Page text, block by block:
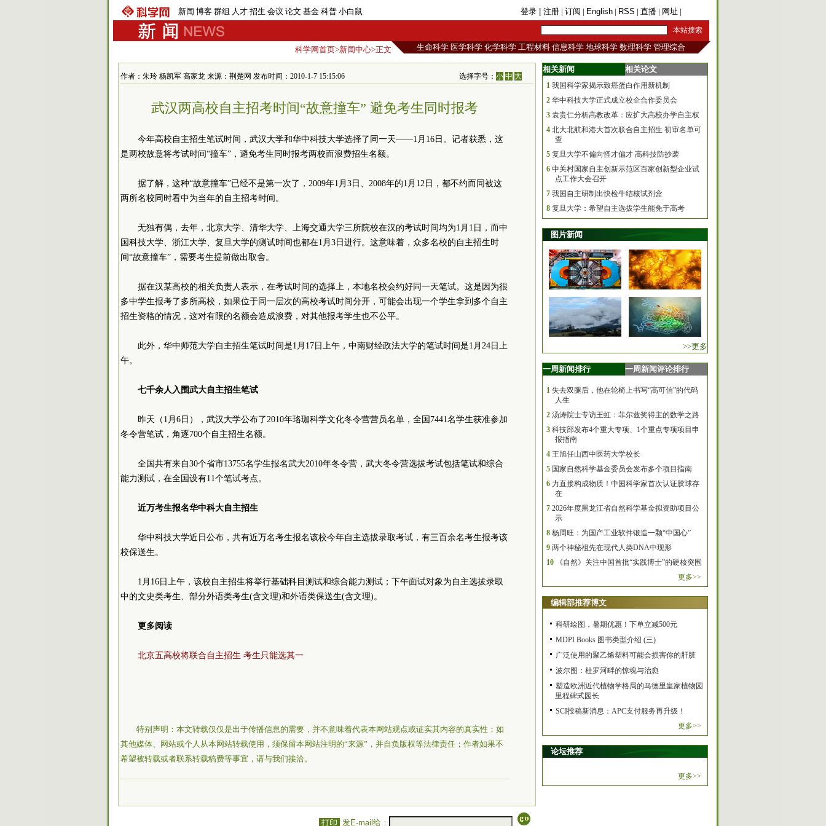
新闻 博客 群组 人才 招生 会议 论文 基金 科普 小白鼠 登录 | 注册 | 订阅 | English | RSS | 直播 | 网址 |
科学网首页>新闻中心>正文 生命科学 医学科学 化学科学 工程材料 信息科学 地球科学 数理科学 管理综合
作者：朱玲 杨凯军 高家龙 来源：荆楚网 发布时间：2010-1-7 15:15:06 选择字号：小 中 大
武汉两高校自主招考时间“故意撞车” 避免考生同时报考
今年高校自主招生笔试时间，武汉大学和华中科技大学选择了同一天——1月16日。记者获悉，这
是两校故意将考试时间“撞车”，避免考生同时报考两校而浪费招生名额。
据了解，这种“故意撞车”已经不是第一次了，2009年1月3日、2008年的1月12日，都不约而同被这
两所名校同时看中为当年的自主招考时间。
无独有偶，去年，北京大学、清华大学、上海交通大学三所院校在汉的考试时间均为1月1日，而中
国科技大学、浙江大学、复旦大学的测试时间也都在1月3日进行。这意味着，众多名校的自主招生时
间“故意撞车”，需要考生提前做出取舍。
据在汉某高校的相关负责人表示，在考试时间的选择上，本地名校会约好同一天笔试。这是因为很
多中学生报考了多所高校，如果位于同一层次的高校考试时间分开，可能会出现一个学生拿到多个自主
招生资格的情况，这对有限的名额会造成浪费，对其他报考学生也不公平。
此外，华中师范大学自主招生笔试时间是1月17日上午，中南财经政法大学的笔试时间是1月24日上
午。
七千余人入围武大自主招生笔试
昨天（1月6日），武汉大学公布了2010年珞珈科学文化冬令营营员名单，全国7441名学生获准参加
冬令营笔试，角逐700个自主招生名额。
全国共有来自30个省市13755名学生报名武大2010年冬令营，武大冬令营选拔考试包括笔试和综合
能力测试，在全国设有11个笔试考点。
近万考生报名华中科大自主招生
华中科技大学近日公布，共有近万名考生报名该校今年自主选拔录取考试，有三百余名考生报考该
校保送生。
1月16日上午，该校自主招生将举行基础科目测试和综合能力测试；下午面试对象为自主选拔录取
中的文史类考生、部分外语类考生(含文理)和外语类保送生(含文理)。
更多阅读
北京五高校将联合自主招生 考生只能选其一
特别声明：本文转载仅仅是出于传播信息的需要，并不意味着代表本网站观点或证实其内容的真实性；如
其他媒体、网站或个人从本网站转载使用，须保留本网站注明的“来源”，并自负版权等法律责任；作者如果不
希望被转载或者联系转载稿费等事宜，请与我们接洽。
打印 发E-mail给：
相关新闻 相关论文
1 我国科学家揭示致癌蛋白作用新机制
2 华中科技大学正式成立校企合作委员会
3 袁贵仁分析高教改革：应扩大高校办学自主权
4 北大北航和港大首次联合自主招生 初审名单可
查
5 复旦大学不偏向怪才偏才 高科技防抄袭
6 中关村国家自主创新示范区百家创新型企业试
点工作大会召开
7 我国自主研制出快检牛结核试剂盒
8 复旦大学：希望自主选拔学生能免于高考
图片新闻
>>更多
一周新闻排行 一周新闻评论排行
1 失去双腿后，他在轮椅上书写“高可信”的代码
人生
2 汤涛院士专访王虹：菲尔兹奖得主的数学之路
3 科技部发布4个重大专项、1个重点专项项目申
报指南
4 王旭任山西中医药大学校长
5 国家自然科学基金委员会发布多个项目指南
6 力直接构成物质！中国科学家首次认证胶球存
在
7 2026年度黑龙江省自然科学基金拟资助项目公
示
8 杨周旺：为国产工业软件锻造一颗“中国心”
9 两个神秘祖先在现代人类DNA中现形
10
《自然》关注中国首批“实践博士”的硬核突围
更多>>
编辑部推荐博文
科研绘图，暑期优惠！下单立减500元
MDPI Books 图书类型介绍 (三)
广泛使用的聚乙烯塑料可能会损害你的肝脏
波尔图：杜罗河畔的惊魂与治愈
塑造欧洲近代植物学格局的马德里皇家植物园
里程碑式园长
SCI投稿新消息：APC支付服务再升级！
更多>>
论坛推荐
更多>>